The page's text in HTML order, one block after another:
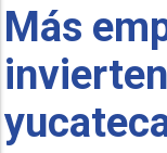
Más